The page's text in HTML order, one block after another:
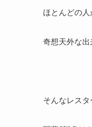
ほとんどの人
奇想天外な出
そんなレスタ